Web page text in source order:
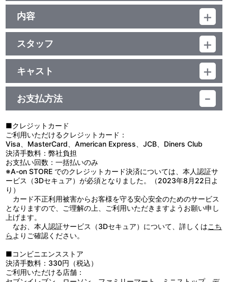
特典
ライナーノート
品番：BCBA-1722
ジャンル：TVアニメ
ﾄﾞﾙﾋﾞｰﾃﾞｼﾞﾀﾙ(ｽﾃﾚｵ)／片面２層／ｽﾀﾝﾀﾞｰﾄﾞ／カラー／確88分／45巻
内容
制作年度：2001年
【4話収録】＜※87話＆88話は「テニスの王子様スペシャル！」の
番外編。＞
■第85話「死闘の果て」
城成湘南中・神城玲治と激しいラリーを展開するリョーマ。相手
の力を利用した「ディープ・インパルス」返しで、神城の顔に傷ま
で負わせる。しかし、神城も「ミラージュ」でボールに緩急をつ
け、揺さぶりをかけてきた。我慢比べの接戦が続く中、試合はデュ
で、最後の勝負をかけた。試合終了を待たずして、敗北を確信する
華村。リョーマの勝利で、青学(せいがく)のベスト４進出が決ま
る。
■第86話「リズムにHigh！」
関東大会ベスト４の最後の枠を争う、不動峰中VS山吹中戦。リョ
ーマと桃城が駆けつけると、ゲームは2-1で不動峰中がリードして
いた。シングルス２の神尾は千石を相手に退くことなく、流れを押
し始める。だが、それを千石が許すはずもなく、動体視力の良さで
神尾の動きを見切ると、スピード封じにかかってきた。逆転された
神尾は、より進化させたスピードボール「ソニックブリット」で反
撃。試合はタイブレークに突入し、粘りの勝負になる。
■第87話「てにぷり」＜第87話は特別編。「テニスの王子様」チビ
キャラによるオリジナルストーリー。＞
――おばあさんが川で拾った大きなポンタ。中から出てきた男の
子はリョーマと名付けられ、すくすく育った。やがて都へと旅立っ
たリョーマは、途中の洞窟でナゾの特訓をしている集団に出会
う…。
スタッフ
第85話 脚本：冨岡淳広／演出：村山 靖／絵コンテ：竹本玉三／
作画監督：青野厚司
第86話 脚本：時村 尚／演出・絵コンテ：斗万旦一／作画監督：
浜森理宏
第87話 「テニス昔話」 脚本：影山由美／演出：山崎浩司／絵コン
テ：吉永尚之／作画監督：窪 敏
義博／：竹本玉三／作画監督：及川博史
第88話 脚本：前川 淳／演出・絵コンテ：よこた 和／作画監督：
薄谷栄之
原作：許斐 剛（集英社『週刊少年ジャンプ』連載）／企画：岩田圭
介（テレビ東京）、松下洋子／シリーズ構成：冨岡淳広／キャラク
ターデザイン・総作画監督：石井明治／美術監督：川井 憲／音響監
督：平光琢也／音楽：渡部チェル／アニメーション制作：トラン
ス・アーツ／アニメーション制作協力：Production I.G／監督：浜
名孝行／製作：テレビ東京、ＮＡＳ 他
キャスト
越前リョーマ：皆川純子／手塚国光：置鮎龍太郎／大石秀一郎：近
藤孝行／乾 貞治：津田健次郎／不二周助：甲斐田ゆき／菊丸英二：
高橋広樹／河村 隆：川本 成／海堂 薫：喜安浩平／桃城 武：小野坂
純：鳥海浩輔／跡部景吾：諏訪部順一／亜久津 仁：佐々木 望 他
お支払方法
■クレジットカード
ご利用いただけるクレジットカード：
Visa、MasterCard、American Express、JCB、Diners Club
決済手数料：弊社負担
お支払い回数：一括払いのみ
※A-on STORE でのクレジットカード決済については、本人認証サ
ービス（3Dセキュア）が必須となりました。（2023年8月22日よ
り）
カード不正利用被害からお客様を守る安心安全のためのサービス
となりますので、ご理解の上、ご利用いただきますようお願い申し
上げます。
なお、本人認証サービス（3Dセキュア）について、詳しくはこち
ら よりご確認ください。
■コンビニエンスストア
決済手数料：330円（税込）
ご利用いただける店舗：